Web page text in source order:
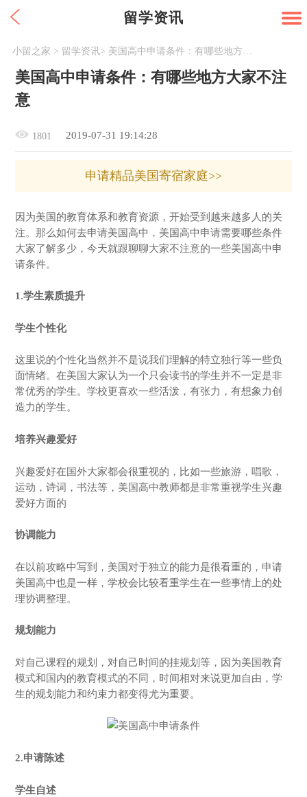
留学资讯
小留之家 > 留学资讯>
美国高中申请条件：有哪些地方大家不注
意
1801 2019-07-31 19:14:28
申请精品美国寄宿家庭>>
因为美国的教育体系和教育资源，开始受到越来越多人的关
注。那么如何去申请美国高中，美国高中申请需要哪些条件
大家了解多少，今天就跟聊聊大家不注意的一些美国高中申
请条件。
1.学生素质提升
学生个性化
这里说的个性化当然并不是说我们理解的特立独行等一些负
面情绪。在美国大家认为一个只会读书的学生并不一定是非
常优秀的学生。学校更喜欢一些活泼，有张力，有想象力创
造力的学生。
培养兴趣爱好
兴趣爱好在国外大家都会很重视的，比如一些旅游，唱歌，
运动，诗词，书法等，美国高中教师都是非常重视学生兴趣
爱好方面的
协调能力
在以前攻略中写到，美国对于独立的能力是很看重的，申请
美国高中也是一样，学校会比较看重学生在一些事情上的处
理协调整理。
规划能力
对自己课程的规划，对自己时间的挂规划等，因为美国教育
模式和国内的教育模式的不同，时间相对来说更加自由，学
生的规划能力和约束力都变得尤为重要。
2.申请陈述
学生自述